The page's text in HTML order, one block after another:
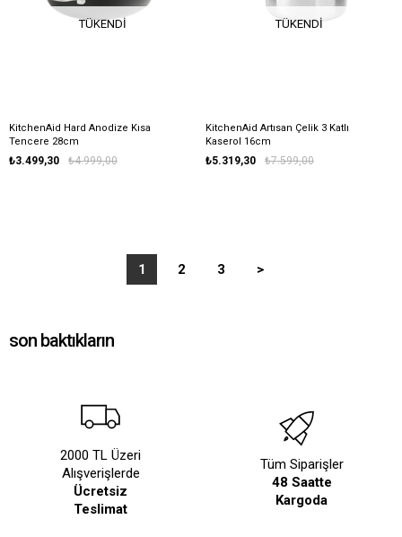
TÜKENDI
KitchenAid Hard Anodize Kısa
Tencere 28cm
₺3.499,30 ₺4.999,00
TÜKENDI
KitchenAid Artısan Çelik 3 Katlı
Kaserol 16cm
₺5.319,30 ₺7.599,00
1 2 3 >
son baktıkların
2000 TL Üzeri
Alışverişlerde
Ücretsiz
Teslimat
Tüm Siparişler
48 Saatte
Kargoda